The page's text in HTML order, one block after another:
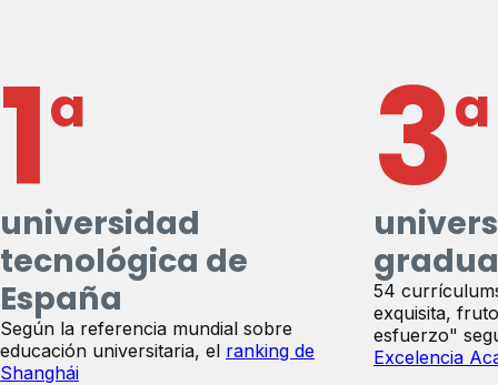
1a
universidad
tecnológica de
España
Según la referencia mundial sobre
educación universitaria, el ranking de
Shanghái
3a
54
exquisita,
esfuerzo"
Excelencia